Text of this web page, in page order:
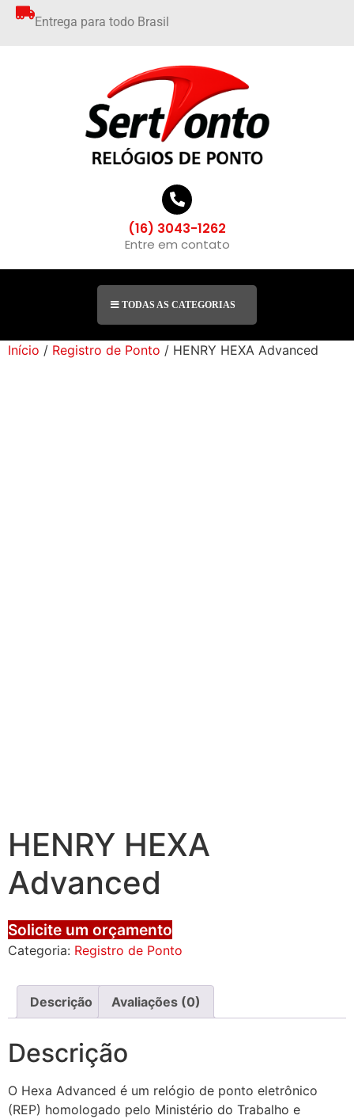
Entrega para todo Brasil
(16) 3043-1262
Entre em contato
TODAS AS CATEGORIAS
Início / Registro de Ponto / HENRY HEXA Advanced
HENRY HEXA
Advanced
Solicite um orçamento
Categoria: Registro de Ponto
Descrição Avaliações (0)
Descrição
O Hexa Advanced é um relógio de ponto eletrônico
(REP) homologado pelo Ministério do Trabalho e